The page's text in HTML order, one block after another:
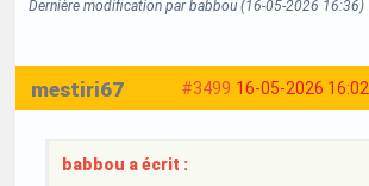
Dernière modification par babbou (16-05-2026 16:36)
#3499 16-05-2026 16:02
mestiri67
babbou a écrit :